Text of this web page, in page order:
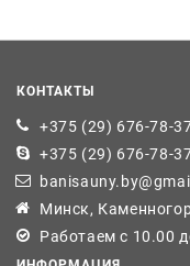
КОНТАКТЫ
+375 (29) 676-78-
+375 (29) 676-78-
Минск,
Работаем с 10.00